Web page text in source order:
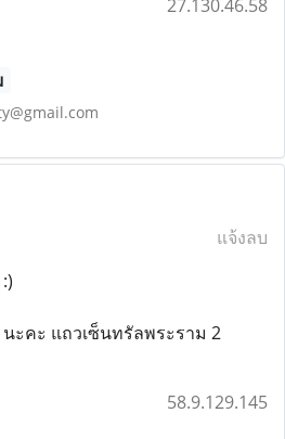
27.130.46.58
แจ้งลบ
นะคะ แถวเซ็นทรัลพระราม 2
58.9.129.145